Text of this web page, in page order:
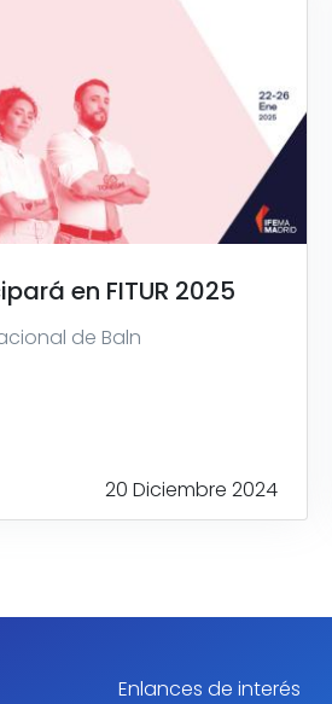
en FITUR 2025
de Baln
20 Diciembre 2024
Enlances de interés